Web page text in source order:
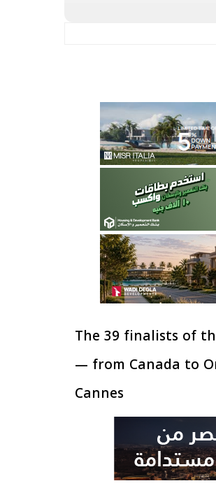
The 39 finalists of
— from Canada to
Cannes